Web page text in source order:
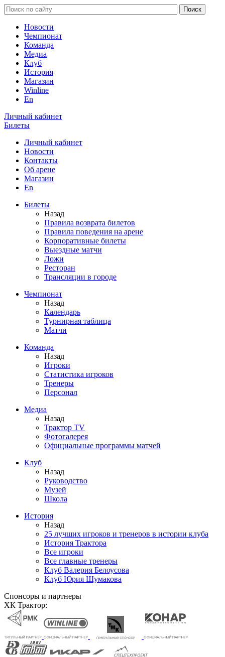
Новости
Чемпионат
Команда
Медиа
Клуб
История
Магазин
Winline
En
Личный кабинет
Билеты
Личный кабинет
Новости
Контакты
Об арене
Магазин
En
Билеты
Назад
Правила возврата билетов
Правила поведения на арене
Корпоративные билеты
Выездные матчи
Ложи
Ресторан
Трансляции в городе
Чемпионат
Назад
Календарь
Турнирная таблица
Матчи
Команда
Назад
Игроки
Статистика игроков
Тренеры
Персонал
Медиа
Назад
Трактор TV
Фотогалерея
Официальные программы матчей
Клуб
Назад
Руководство
Музей
Школа
История
Назад
25 лучших игроков и тренеров в истории клуба
История Трактора
Все игроки
Все главные тренеры
Клуб Валерия Белоусова
Клуб Юрия Шумакова
Спонсоры и партнеры
ХК Трактор: